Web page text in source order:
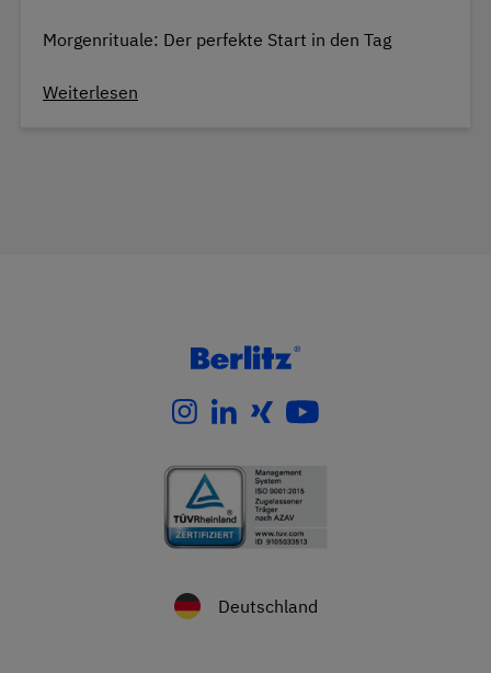
Morgenrituale: Der perfekte Start in den Tag
Weiterlesen
Deutschland